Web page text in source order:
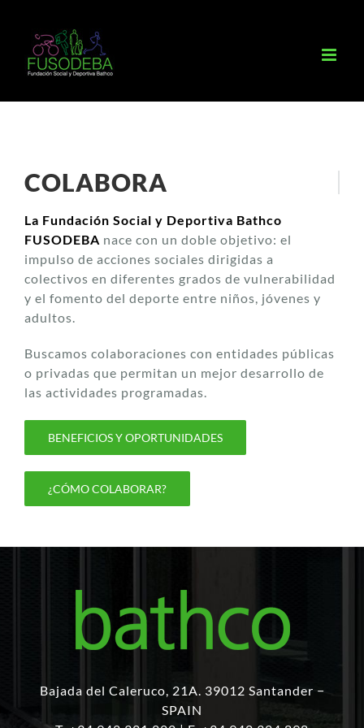
contenido
COLABORA
La Fundación Social y Deportiva Bathco
FUSODEBA nace con un doble objetivo: el
impulso de acciones sociales dirigidas a
colectivos en diferentes grados de vulnerabilidad
y el fomento del deporte entre niños, jóvenes y
adultos.
Buscamos colaboraciones con entidades públicas
o privadas que permitan un mejor desarrollo de
las actividades programadas.
BENEFICIOS Y OPORTUNIDADES
¿CÓMO COLABORAR?
Bajada del Caleruco, 21A. 39012 Santander −
SPAIN